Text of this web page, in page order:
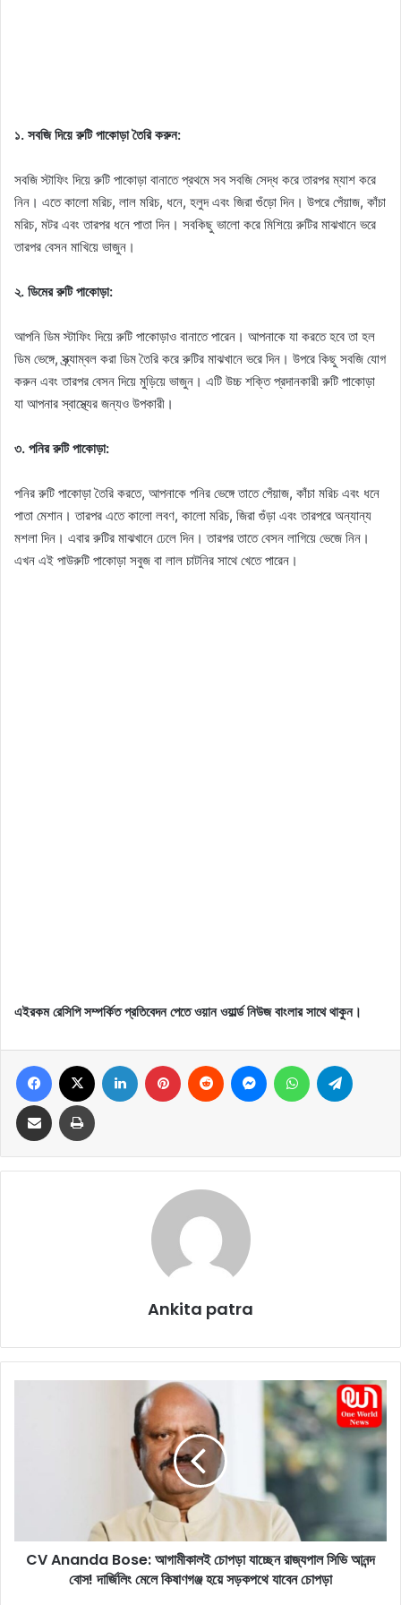
১. সবজি দিয়ে রুটি পাকোড়া তৈরি করুন:
সবজি স্টাফিং দিয়ে রুটি পাকোড়া বানাতে প্রথমে সব সবজি সেদ্ধ করে তারপর ম্যাশ করে
নিন। এতে কালো মরিচ, লাল মরিচ, ধনে, হলুদ এবং জিরা গুঁড়ো দিন। উপরে পেঁয়াজ, কাঁচা
মরিচ, মটর এবং তারপর ধনে পাতা দিন। সবকিছু ভালো করে মিশিয়ে রুটির মাঝখানে ভরে
তারপর বেসন মাখিয়ে ভাজুন।
২. ডিমের রুটি পাকোড়া:
আপনি ডিম স্টাফিং দিয়ে রুটি পাকোড়াও বানাতে পারেন। আপনাকে যা করতে হবে তা হল
ডিম ভেঙ্গে, স্ক্র্যাম্বল করা ডিম তৈরি করে রুটির মাঝখানে ভরে দিন। উপরে কিছু সবজি যোগ
করুন এবং তারপর বেসন দিয়ে মুড়িয়ে ভাজুন। এটি উচ্চ শক্তি প্রদানকারী রুটি পাকোড়া
যা আপনার স্বাস্থ্যের জন্যও উপকারী।
৩. পনির রুটি পাকোড়া:
পনির রুটি পাকোড়া তৈরি করতে, আপনাকে পনির ভেঙ্গে তাতে পেঁয়াজ, কাঁচা মরিচ এবং ধনে
পাতা মেশান। তারপর এতে কালো লবণ, কালো মরিচ, জিরা গুঁড়া এবং তারপরে অন্যান্য
মশলা দিন। এবার রুটির মাঝখানে ঢেলে দিন। তারপর তাতে বেসন লাগিয়ে ভেজে নিন।
এখন এই পাউরুটি পাকোড়া সবুজ বা লাল চাটনির সাথে খেতে পারেন।
এইরকম রেসিপি সম্পর্কিত প্রতিবেদন পেতে ওয়ান ওয়ার্ল্ড নিউজ বাংলার সাথে থাকুন।
Ankita patra
B
CV Ananda Bose: আগামীকালই চোপড়া যাচ্ছেন রাজ্যপাল সিভি আনন্দ
বোস! দার্জিলিং মেলে কিষাণগঞ্জ হয়ে সড়কপথে যাবেন চোপড়া